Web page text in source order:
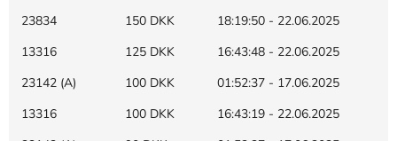
23834
150 DKK
18:19:50 - 22.06.2025
13316
125 DKK
16:43:48 - 22.06.2025
23142 (A)
100 DKK
01:52:37 - 17.06.2025
13316
100 DKK
16:43:19 - 22.06.2025